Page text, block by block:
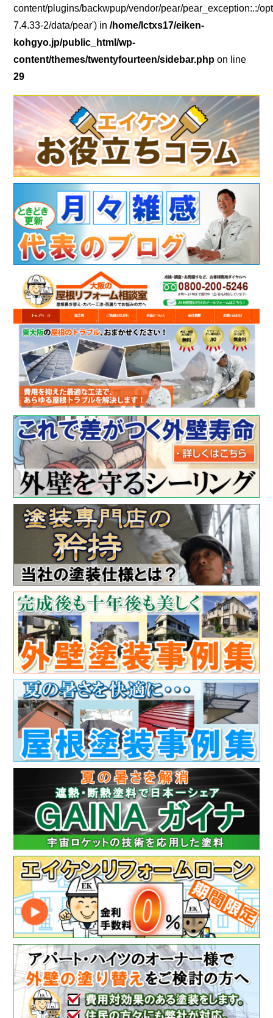
content/plugins/backwpup/vendor/pear/pear_exception:.:/
7.4.33-2/data/pear') in/home/lctxs17/eiken-
kohgyo.jp/public_html/wp-
content/themes/twentyfourteen/sidebar.php on line
29